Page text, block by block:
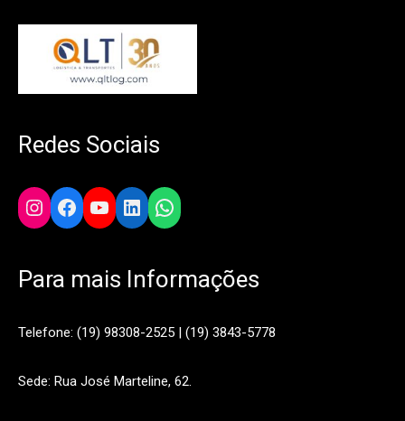
Redes Sociais
Instagram
Facebook
YouTube
LinkedIn
WhatsApp
Para mais Informações
Telefone: (19) 98308-2525 | (19) 3843-5778
Sede: Rua José Marteline, 62.